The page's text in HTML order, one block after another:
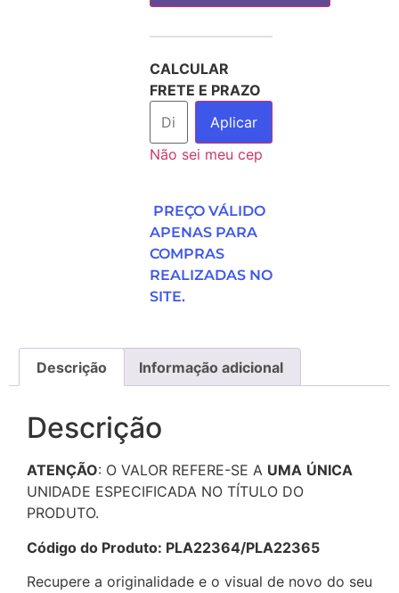
CALCULAR
FRETE E PRAZO
Aplicar
Não sei meu cep
PREÇO VÁLIDO
APENAS PARA
COMPRAS
REALIZADAS NO
SITE.
Descrição Informação adicional
Descrição
ATENÇÃO: O VALOR REFERE-SE A UMA ÚNICA
UNIDADE ESPECIFICADA NO TÍTULO DO
PRODUTO.
Código do Produto: PLA22364/PLA22365
Recupere a originalidade e o visual de novo do seu